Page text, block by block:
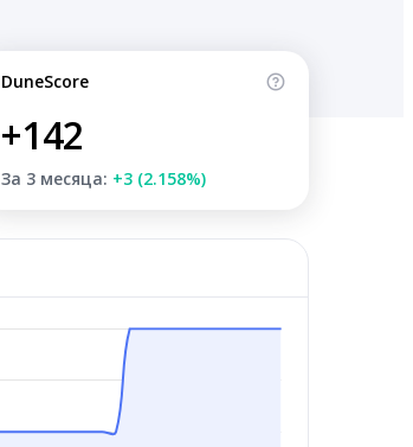
DuneScore
+142
За 3 месяца: +3 (2.158%)